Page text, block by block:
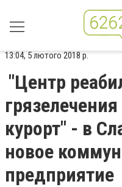
13:04, 5 лютого 2018 р.
"Центр
курорт" - в
новое
предприятие